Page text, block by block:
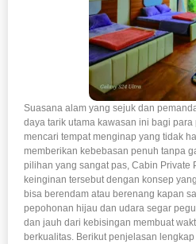
Suasana alam yang sejuk dan
daya tarik utama kawasan ini bagi
mencari tempat menginap yang tidak
memberikan kebebasan penuh tanpa
pilihan yang sangat pas, Cabin Private
keinginan tersebut dengan konsep
bisa berendam atau berenang kapan
pepohonan hijau dan udara segar
dan jauh dari kebisingan membuat
berkualitas. Berikut penjelasan